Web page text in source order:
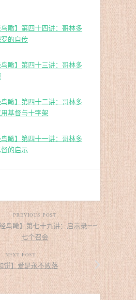
鸟瞰】第四十四讲：哥林多
的自传
鸟瞰】第四十三讲：哥林多
鸟瞰】第四十二讲：哥林多
基督与十字架
鸟瞰】第四十一讲：哥林多
的启示
PREVIOUS POST
经鸟瞰】第七十九讲：启示录——
七个召会
NEXT POST
饼】爱是永不败落